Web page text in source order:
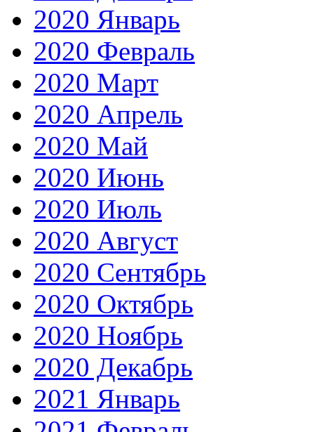
2020 Январь
2020 Февраль
2020 Март
2020 Апрель
2020 Май
2020 Июнь
2020 Июль
2020 Август
2020 Сентябрь
2020 Октябрь
2020 Ноябрь
2020 Декабрь
2021 Январь